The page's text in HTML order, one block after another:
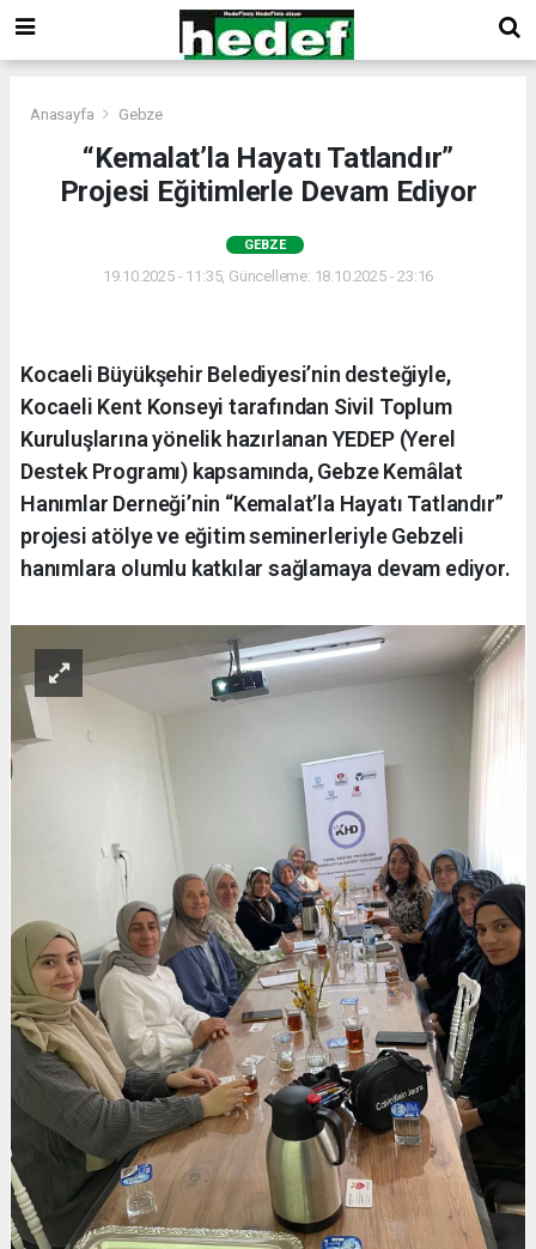
Anasayfa Gebze
“Kemalat’la Hayatı Tatlandır”
Projesi Eğitimlerle Devam Ediyor
GEBZE
19.10.2025 - 11:35, Güncelleme: 18.10.2025 - 23:16
Kocaeli Büyükşehir Belediyesi’nin desteğiyle,
Kocaeli Kent Konseyi tarafından Sivil Toplum
Kuruluşlarına yönelik hazırlanan YEDEP (Yerel
Destek Programı) kapsamında, Gebze Kemâlat
Hanımlar Derneği’nin “Kemalat’la Hayatı Tatlandır”
projesi atölye ve eğitim seminerleriyle Gebzeli
hanımlara olumlu katkılar sağlamaya devam ediyor.